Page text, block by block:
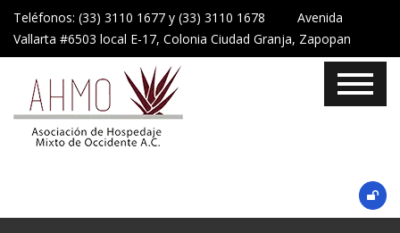
Teléfonos: (33) 3110 1677 y (33) 3110 1678 Avenida
Vallarta #6503 local E-17, Colonia Ciudad Granja, Zapopan